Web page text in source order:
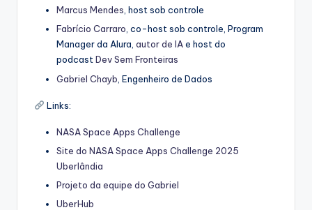
⁠⁠Marcus Mendes⁠⁠, host sob controle
⁠⁠Fabrício Carraro⁠⁠, co-host sob controle, Program
Manager da Alura, ⁠⁠autor de IA⁠⁠e host do
podcast⁠⁠Dev Sem Fronteiras⁠⁠
Gabriel Chayb , Engenheiro de Dados
Links:
NASA Space Apps Challenge
Site do NASA Space Apps Challenge 2025
Uberlândia
Projeto da equipe do Gabriel
UberHub